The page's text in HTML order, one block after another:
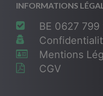
INFORMATIONS
BE 0627 799
Mentions
CGV